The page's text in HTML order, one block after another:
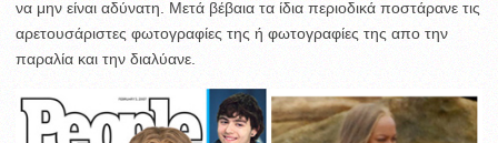
να μην είναι αδύνατη. Μετά βέβαια τα ίδια περιοδικά ποστάρανε τις
αρετουσάριστες φωτογραφίες της ή φωτογραφίες της απο την
παραλία και την διαλύανε.